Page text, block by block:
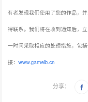
有者发现我们使用了您的作品，
得联系。我们将在收到通知后，
一时间采取相应的处理措施，包
接：www.gameib.cn
分享：